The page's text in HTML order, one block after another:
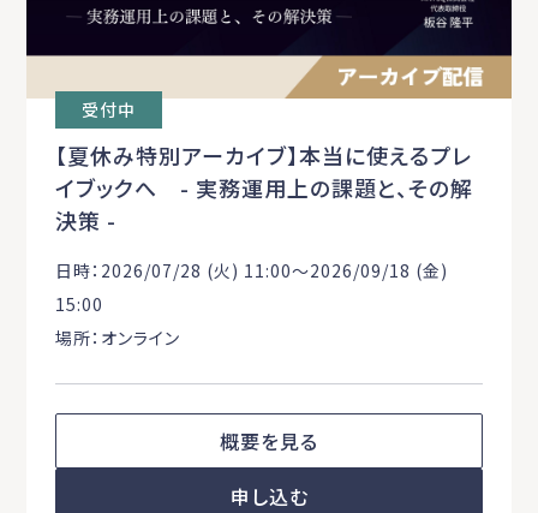
受付中
【夏休み特別アーカイブ】本当に使えるプレ
イブックへ - 実務運用上の課題と、その解
決策 -
日時：2026/07/28 (火) 11:00〜2026/09/18 (金)
15:00
場所：オンライン
概要を見る
申し込む